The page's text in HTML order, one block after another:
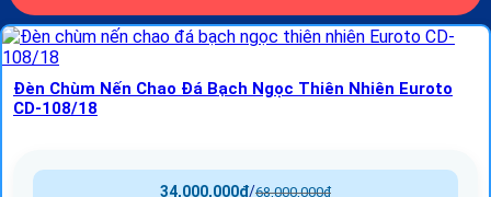
Đèn Chùm Nến Chao Đá Bạch Ngọc Thiên Nhiên Euroto
CD-108/18
68,000,000₫
/
34,000,000₫